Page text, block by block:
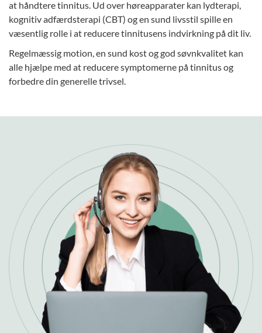
at håndtere tinnitus. Ud over høreapparater kan lydterapi,
kognitiv adfærdsterapi (CBT) og en sund livsstil spille en
væsentlig rolle i at reducere tinnitusens indvirkning på dit liv.
Regelmæssig motion, en sund kost og god søvnkvalitet kan
alle hjælpe med at reducere symptomerne på tinnitus og
forbedre din generelle trivsel.